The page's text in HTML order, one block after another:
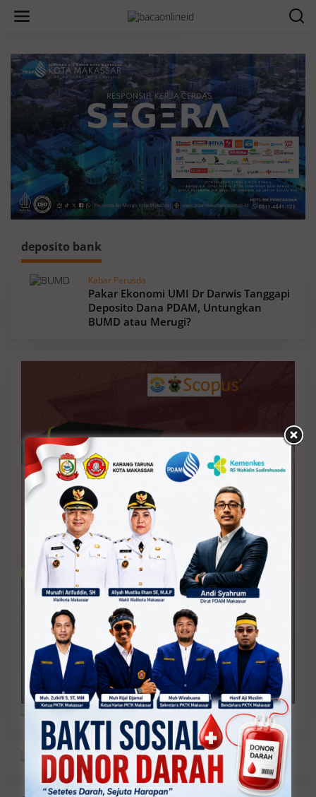
deposito bank
Kabar Perusda
Pakar Ekonomi UMI Dr Darwis Tanggapi
Deposito Dana PDAM, Untungkan
BUMD atau Merugi?